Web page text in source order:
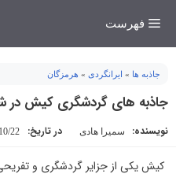
فهرست
جاذبه ها » ایرانگردی » هرمزگان
جاذبه های گردشگری کیش
نویسنده: سمیرا هادی در تاریخ: 22
کیش یکی از جزایر گردشگری و